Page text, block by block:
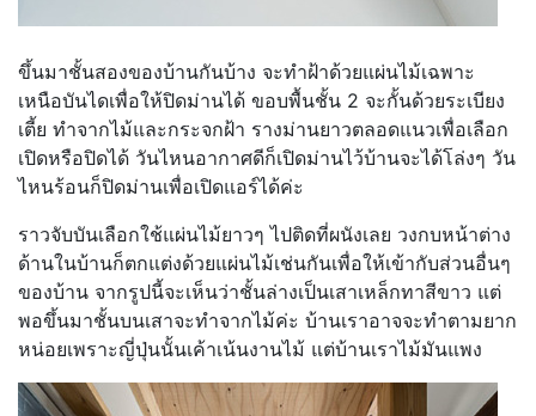
ขึ้นมาชั้นสองของบ้านกันบ้าง จะทำฝ้าด้วยแผ่นไม้เฉพาะ
เหนือบันไดเพื่อให้ปิดม่านได้ ขอบพื้นชั้น 2 จะกั้นด้วยระเบียง
เตี้ย ทำจากไม้และกระจกฝ้า รางม่านยาวตลอดแนวเพื่อเลือก
เปิดหรือปิดได้ วันไหนอากาศดีก็เปิดม่านไว้บ้านจะได้โล่งๆ วัน
ไหนร้อนก็ปิดม่านเพื่อเปิดแอร์ได้ค่ะ
ราวจับบันเลือกใช้แผ่นไม้ยาวๆ ไปติดที่ผนังเลย วงกบหน้าต่าง
ด้านในบ้านก็ตกแต่งด้วยแผ่นไม้เช่นกันเพื่อให้เข้ากับส่วนอื่นๆ
ของบ้าน จากรูปนี้จะเห็นว่าชั้นล่างเป็นเสาเหล็กทาสีขาว แต่
พอขึ้นมาชั้นบนเสาจะทำจากไม้ค่ะ บ้านเราอาจจะทำตามยาก
หน่อยเพราะญี่ปุ่นนั้นเค้าเน้นงานไม้ แต่บ้านเราไม้มันแพง